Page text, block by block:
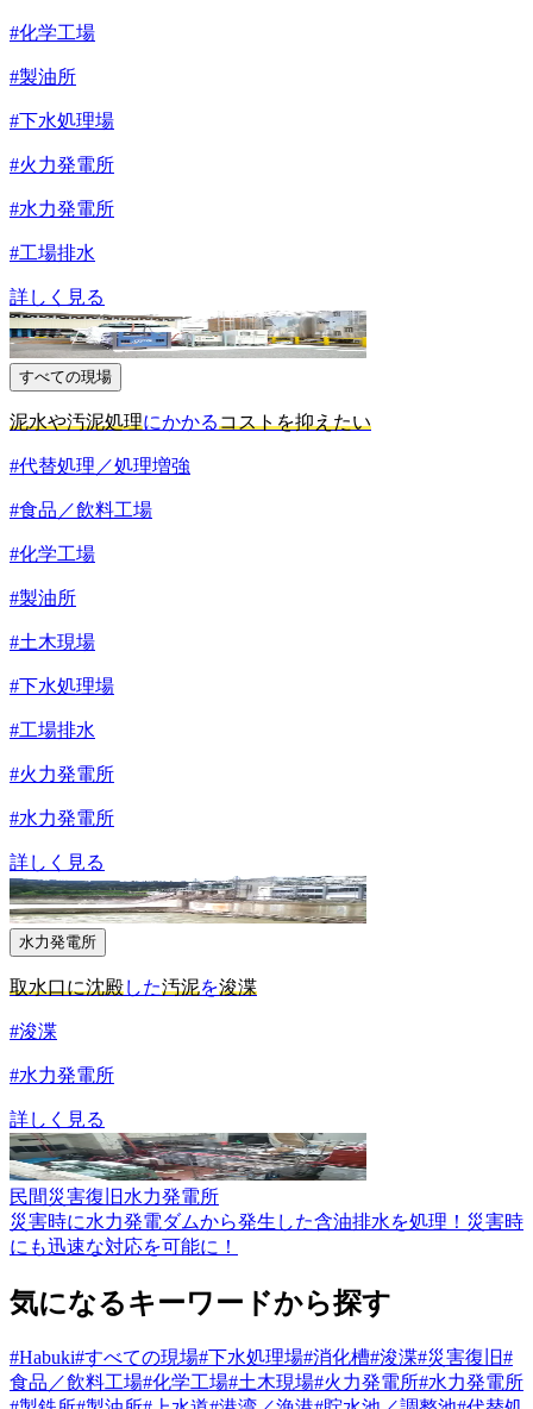
#化学工場
#製油所
#下水処理場
#火力発電所
#水力発電所
#工場排水
詳しく見る
すべての現場
泥水や汚泥処理にかかるコストを抑えたい
#代替処理／処理増強
#食品／飲料工場
#化学工場
#製油所
#土木現場
#下水処理場
#工場排水
#火力発電所
#水力発電所
詳しく見る
水力発電所
取水口に沈殿した汚泥を浚渫
#浚渫
#水力発電所
詳しく見る
民間災害復旧 水力発電所
災害時に水力発電ダムから発生した含油排水を処理！災害時
にも迅速な対応を可能に！
気になるキーワードから探す
#Habuki#すべての現場#下水処理場#消化槽#浚渫#災害復旧#
食品／飲料工場#化学工場#土木現場#火力発電所#水力発電所